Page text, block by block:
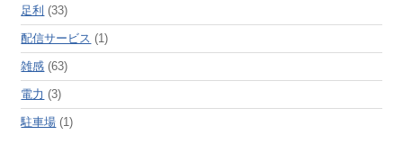
足利 (33)
配信サービス (1)
雑感 (63)
電力 (3)
駐車場 (1)